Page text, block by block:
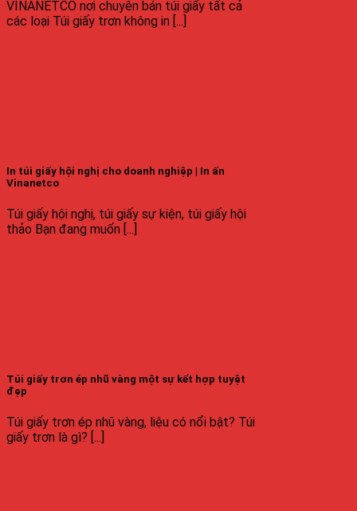
VINANETCO nơi chuyên bán túi giấy tất cả
các loại Túi giấy trơn không in [...]
In túi giấy hội nghị cho doanh nghiệp | In ấn
Vinanetco
Túi giấy hội nghị, túi giấy sự kiện, túi giấy hội
thảo Bạn đang muốn [...]
Túi giấy trơn ép nhũ vàng một sự kết hợp tuyệt
đẹp
Túi giấy trơn ép nhũ vàng, liệu có nổi bật? Túi
giấy trơn là gì? [...]